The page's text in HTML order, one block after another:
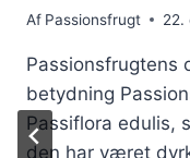
Af Passionsfrugt 22.
Passionsfrugtens
betydning
Passiflora edulis,
den har været